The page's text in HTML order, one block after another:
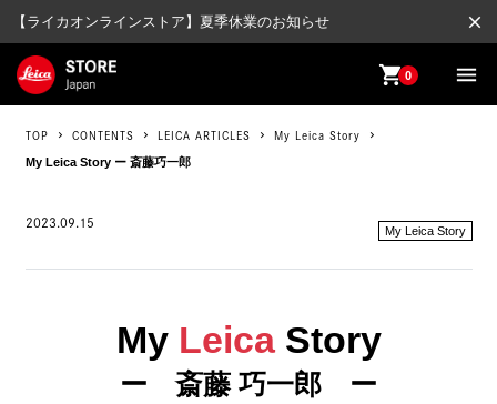
【ライカオンラインストア】夏季休業のお知らせ close
shopping_cart0 menu
TOP CONTENTS LEICA ARTICLES My Leica Story
My Leica Story ー 斎藤巧一郎
2023.09.15 My Leica Story
My LeicaStory
ー 斎藤 巧一郎 ー